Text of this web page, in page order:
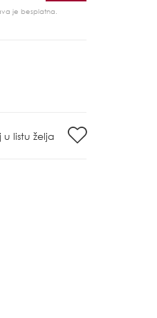
je besplatna.
u listu želja